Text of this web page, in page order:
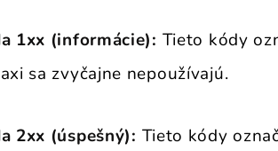
1xx (informácie): Tieto kódy
sa zvyčajne nepoužívajú.
2xx (úspešný): Tieto kódy